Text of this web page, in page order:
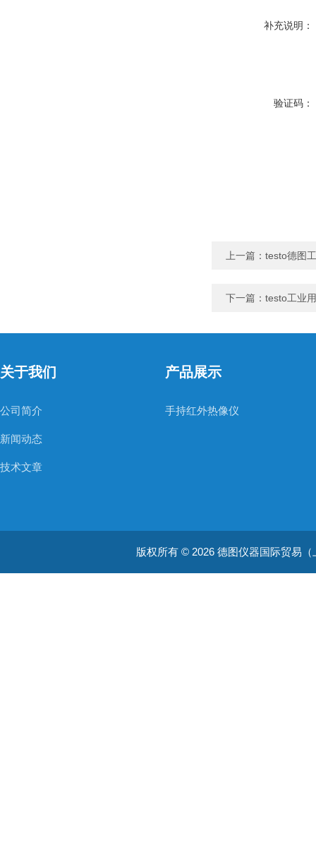
补充说明：
验证码：
上一篇： testo德图
下一篇： testo工业
关于我们
公司简介
新闻动态
技术文章
产品展示
手持红外热像仪
版权所有 © 2026 德图仪器国际贸易